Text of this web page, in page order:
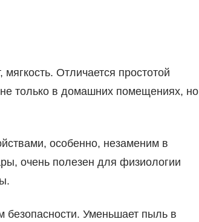
Отличается простотой
не только в домашних помещениях, но
особенно, незаменим в
очень полезен для физиологии
безопасности. Уменьшает пыль в